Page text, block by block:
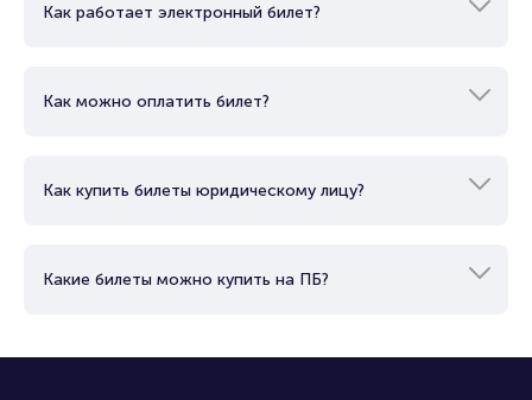
Как работает электронный билет?
Как можно оплатить билет?
Как купить билеты юридическому лицу?
Какие билеты можно купить на ПБ?